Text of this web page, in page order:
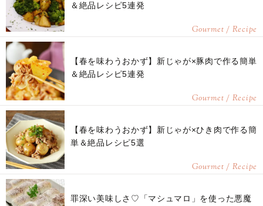
＆絶品レシピ5連発
Gourmet / Recipe
【春を味わうおかず】新じゃが×豚肉で作る簡単
＆絶品レシピ5連発
Gourmet / Recipe
【春を味わうおかず】新じゃが×ひき肉で作る簡
単＆絶品レシピ5選
Gourmet / Recipe
罪深い美味しさ♡「マシュマロ」を使った悪魔